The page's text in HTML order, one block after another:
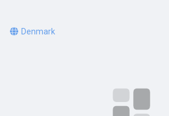
Explorar Artigos & Publicações
Denmark